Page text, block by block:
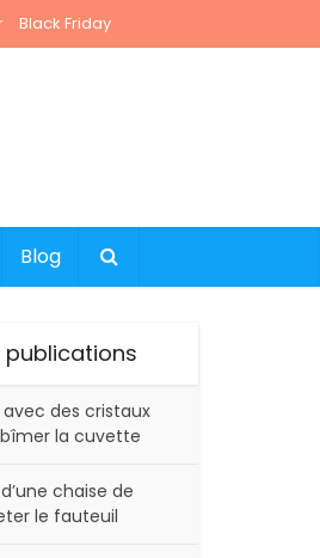
Black Friday
Blog
des cristaux
la cuvette
chaise de
le fauteuil